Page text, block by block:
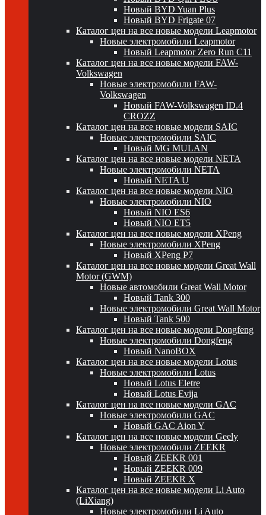
Новый BYD Yuan Plus
Новый BYD Frigate 07
Каталог цен на все новые модели Leapmotor
Новые электромобили Leapmotor
Новый Leapmotor Zero Run C11
Каталог цен на все новые модели FAW-
Volkswagen
Новые электромобили FAW-
Volkswagen
Новый FAW-Volkswagen ID.4
CROZZ
Каталог цен на все новые модели SAIC
Новые электромобили SAIC
Новый MG MULAN
Каталог цен на все новые модели NETA
Новые электромобили NETA
Новый NETA U
Каталог цен на все новые модели NIO
Новые электромобили NIO
Новый NIO ES6
Новый NIO ET5
Каталог цен на все новые модели XPeng
Новые электромобили XPeng
Новый XPeng P7
Каталог цен на все новые модели Great Wall
Motor (GWM)
Новые автомобили Great Wall Motor
Новый Tank 300
Новые электромобили Great Wall Motor
Новый Tank 500
Каталог цен на все новые модели Dongfeng
Новые электромобили Dongfeng
Новый NanoBOX
Каталог цен на все новые модели Lotus
Новые электромобили Lotus
Новый Lotus Eletre
Новый Lotus Evija
Каталог цен на все новые модели GAC
Новые электромобили GAC
Новый GAC Aion Y
Каталог цен на все новые модели Geely
Новые электромобили ZEEKR
Новый ZEEKR 001
Новый ZEEKR 009
Новый ZEEKR X
Каталог цен на все новые модели Li Auto
(LiXiang)
Новые электромобили Li Auto